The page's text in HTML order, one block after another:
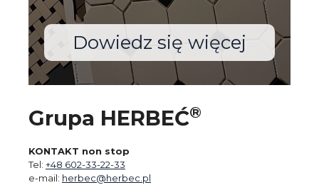
Dowiedz się więcej
Grupa HERBEĆ®
KONTAKT non stop
Tel: +48 602-33-22-33
e-mail: herbec@herbec.pl